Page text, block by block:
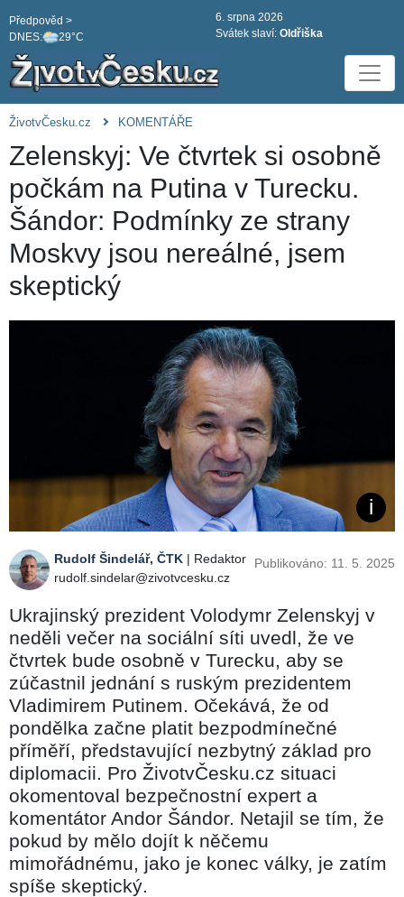
DNES: 29°C
Předpověd >
6. srpna 2026
Svátek slaví: Oldřiška
ŽivotvČesku.cz KOMENTÁŘE
Zelenskyj: Ve čtvrtek si osobně
počkám na Putina v Turecku.
Šándor: Podmínky ze strany
Moskvy jsou nereálné, jsem
skeptický
Rudolf Šindelář, ČTK | Redaktor
rudolf.sindelar@zivotvcesku.cz
Publikováno: 11. 5. 2025
Ukrajinský prezident Volodymr Zelenskyj v
neděli večer na sociální síti uvedl, že ve
čtvrtek bude osobně v Turecku, aby se
zúčastnil jednání s ruským prezidentem
Vladimirem Putinem. Očekává, že od
pondělka začne platit bezpodmínečné
příměří, představující nezbytný základ pro
diplomacii. Pro ŽivotvČesku.cz situaci
okomentoval bezpečnostní expert a
komentátor Andor Šándor. Netajil se tím, že
pokud by mělo dojít k něčemu
mimořádnému, jako je konec války, je zatím
spíše skeptický.